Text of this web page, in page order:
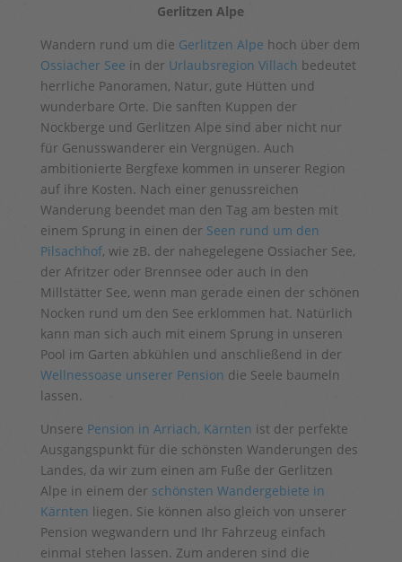
Gerlitzen Alpe
Wandern rund um die Gerlitzen Alpe hoch über dem
Ossiacher See in der Urlaubsregion Villach bedeutet
herrliche Panoramen, Natur, gute Hütten und
wunderbare Orte. Die sanften Kuppen der
Nockberge und Gerlitzen Alpe sind aber nicht nur
für Genusswanderer ein Vergnügen. Auch
ambitionierte Bergfexe kommen in unserer Region
auf ihre Kosten. Nach einer genussreichen
Wanderung beendet man den Tag am besten mit
einem Sprung in einen der Seen rund um den
Pilsachhof, wie zB. der nahegelegene Ossiacher See,
der Afritzer oder Brennsee oder auch in den
Millstätter See, wenn man gerade einen der schönen
Nocken rund um den See erklommen hat. Natürlich
kann man sich auch mit einem Sprung in unseren
Pool im Garten abkühlen und anschließend in der
Wellnessoase unserer Pension die Seele baumeln
lassen.
Unsere Pension in Arriach, Kärnten ist der perfekte
Ausgangspunkt für die schönsten Wanderungen des
Landes, da wir zum einen am Fuße der Gerlitzen
Alpe in einem der schönsten Wandergebiete in
Kärnten liegen. Sie können also gleich von unserer
Pension wegwandern und Ihr Fahrzeug einfach
einmal stehen lassen. Zum anderen sind die